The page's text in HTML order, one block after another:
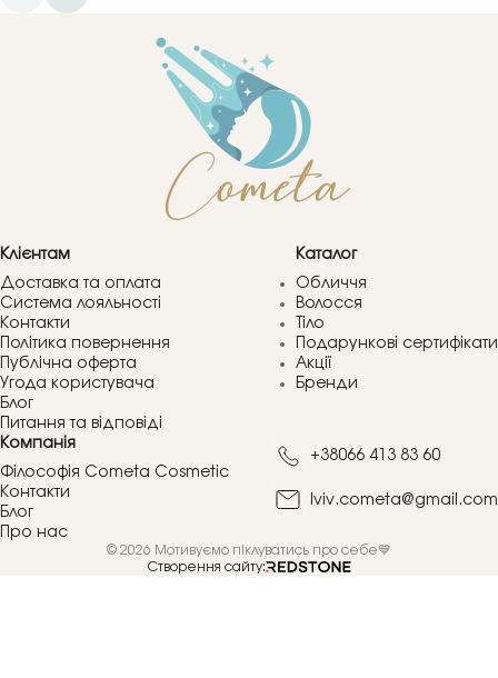
Клієнтам
Доставка та оплата
Система лояльності
Контакти
Політика повернення
Публічна оферта
Угода користувача
Блог
Питання та відповіді
Каталог
Обличчя
Волосся
Тіло
Подарункові сертифікати
Акції
Бренди
Компанія
Філософія Cometa Cosmetic
Контакти
Блог
Про нас
+38066 413 83 60
lviv.cometa@gmail.com
© 2026 Мотивуємо піклуватись про себе💙
Створення сайту: